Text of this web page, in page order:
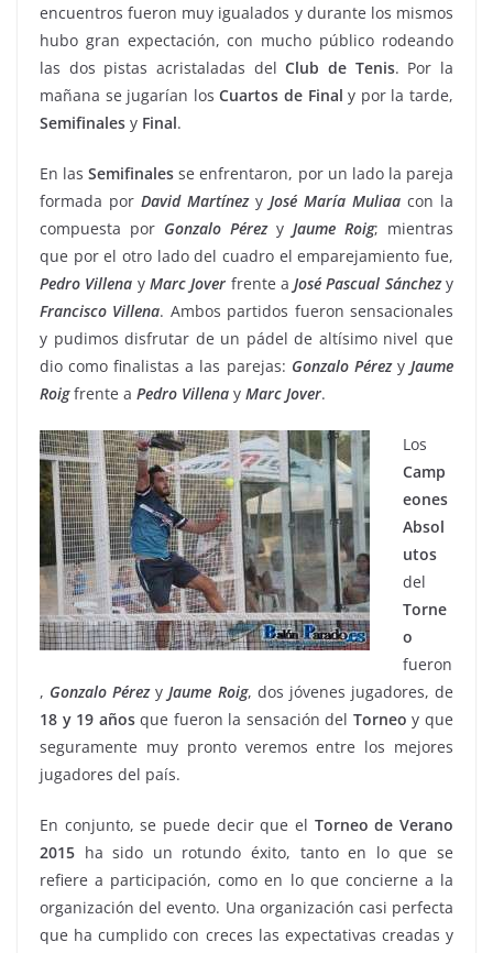
encuentros fueron muy igualados y durante los mismos
hubo gran expectación, con mucho público rodeando
las dos pistas acristaladas delClub de Tenis. Por la
mañana se jugarían losCuartos de Final y por la tarde,
Semifinales y Final.
En lasSemifinales se enfrentaron, por un lado la pareja
formada por David Martínezy José María Muliaa con la
compuesta por Gonzalo Pérezy Jaume Roig; mientras
que por el otro lado del cuadro el emparejamiento fue,
Pedro Villena y Marc Jover frente a José Pascual Sánchezy
Francisco Villena. Ambos partidos fueron sensacionales
y pudimos disfrutar de un pádel de altísimo nivel que
dio como finalistas a las parejas: Gonzalo Pérezy Jaume
Roigfrente a Pedro Villena y Marc Jover.
Los
Camp
eones
Absol
utos
del
Torne
o
fueron
, Gonzalo Pérezy Jaume Roig, dos jóvenes jugadores, de
18 y 19 añosque fueron la sensación del Torneo y que
seguramente muy pronto veremos entre los mejores
jugadores del país.
En conjunto, se puede decir que el Torneo de Verano
2015 ha sido un rotundo éxito, tanto en lo que se
refiere a participación, como en lo que concierne a la
organización del evento. Una organización casi perfecta
que ha cumplido con creces las expectativas creadas y